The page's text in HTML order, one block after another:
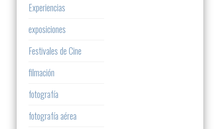
Experiencias
exposiciones
Festivales de Cine
filmación
fotografía
fotografía aérea